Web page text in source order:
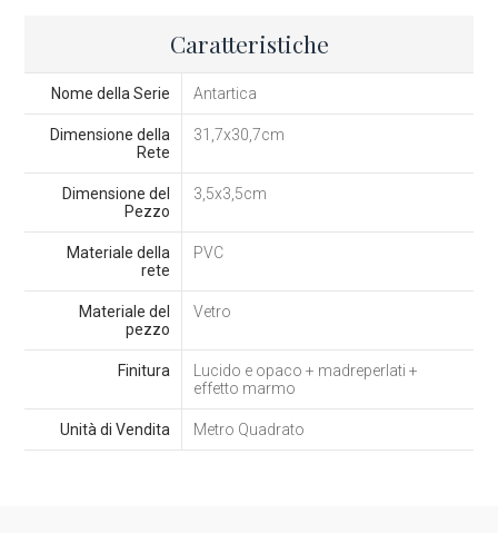
Caratteristiche
Nome della Serie Antartica
Dimensione della
Rete
31,7x30,7cm
Dimensione del
Pezzo
3,5x3,5cm
Materiale della
rete
PVC
Materiale del
pezzo
Vetro
Finitura
Lucido e opaco + madreperlati +
effetto marmo
Unità di Vendita Metro Quadrato